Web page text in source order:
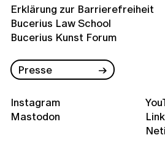
Erklärung zur Barrierefreiheit
Bucerius Law School
Bucerius Kunst Forum
Presse
Instagram
Mastodon